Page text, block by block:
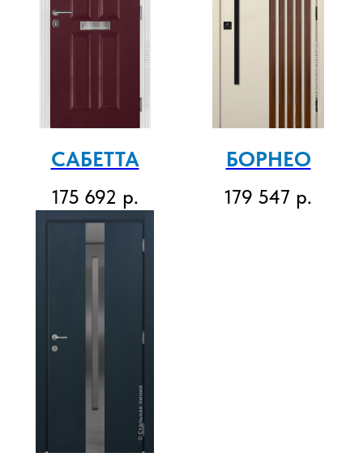
САБЕТТА
175 692 р.
БОРНЕО
179 547 р.